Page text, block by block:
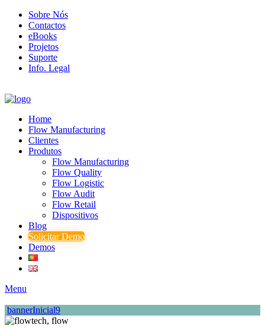
Sobre Nós
Contactos
eBooks
Projetos
Suporte
Info. Legal
Home
Flow Manufacturing
Clientes
Produtos
Flow Manufacturing
Flow Quality
Flow Logistic
Flow Audit
Flow Retail
Dispositivos
Blog
Solicitar Demo
Demos
Menu
bannerInicial9